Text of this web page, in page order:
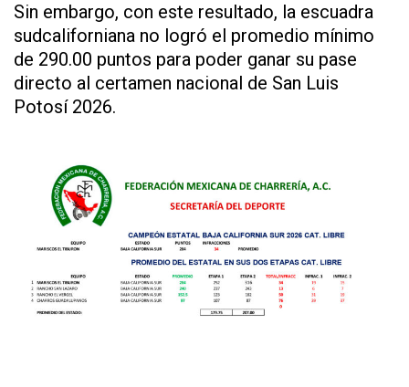
Sin embargo, con este resultado, la escuadra
sudcaliforniana no logró el promedio mínimo
de 290.00 puntos para poder ganar su pase
directo al certamen nacional de San Luis
Potosí 2026.